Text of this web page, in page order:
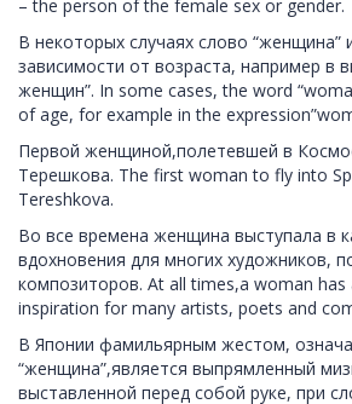
– the person of the female sex or gender.
В некоторых случаях слово “женщина”
зависимости от возраста, например в
женщин”. In some cases, the word
of age, for example in the
Первой женщиной,полетевшей в
Терешкова. The first woman to fly into
Tereshkova.
Во все времена женщина выступала в
вдохновения для многих художников,
композиторов. At all times,a woman
inspiration for many artists, poets and
В Японии фамильярным жестом,
“женщина”,является выпрямленный
выставленной перед собой руке, при